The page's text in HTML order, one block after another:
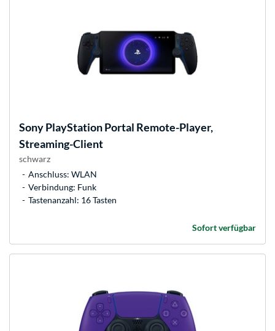
SonyPlayStation Portal Remote-Player,
Streaming-Client
schwarz
Anschluss: WLAN
Verbindung: Funk
Tastenanzahl: 16 Tasten
Sofort verfügbar